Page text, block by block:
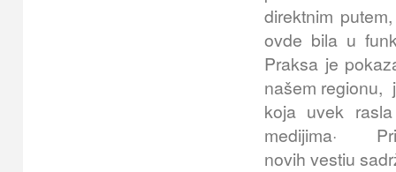
direktnim
ovde bila u
Praksa je
našem regionu,
koja uvek
medijima·
novih vestiu